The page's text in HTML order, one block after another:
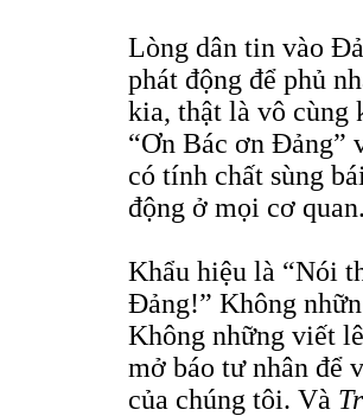
Lòng dân tin vào
phát động để phủ
kia, thật là vô cùng
“Ơn Bác ơn Đảng”
có tính chất sùng
động ở mọi cơ
Khẩu hiệu là “Nói
Đảng!” Không
Không những viết
mở báo tư nhân
của chúng tôi. Và